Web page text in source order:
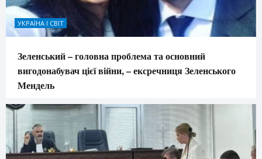
УКРАЇНА І СВІТ
Зеленський – головна проблема та основний
вигодонабувач цієї війни, – ексречниця Зеленського
Мендель